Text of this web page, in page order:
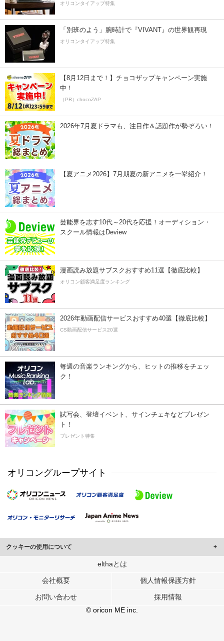
オリコンタイアップ特集
「別班のよう」腕時計で『VIVANT』の世界観再現
オリコンタイアップ特集
【8月12日まで！】チョコザップキャンペーン実施
中！
（PR）chocoZAP
2026年7月夏ドラマも、注目作＆話題作が勢ぞろい！
【夏アニメ2026】7月期夏の新アニメを一挙紹介！
芸能界を志す10代～20代を応援！オーディション・
スクール情報はDeview
漫画読み放題サブスクおすすめ11選【徹底比較】
オリコン顧客満足度ランキング
2026年動画配信サービスおすすめ40選【徹底比較】
CS動画配信サービス20選
毎週の音楽ランキングから、ヒットの推移をチェッ
ク！
試写会、登壇イベント、サインチェキなどプレゼン
ト！
プレゼント特集
オリコングループサイト
クッキーの使用について
このサイトでは Cookie を使用して、ユーザーに合わせたコンテンツや広告の
行っています。
メディアや広告配信、データ解析の各パートナーに提供しています。
各パートナーは、この情報とユーザーが各パートナーに提供した他の情報や、
ユーザーが各パートナーのサービスを使用したときに収集した他の情報を組み
elthaとは
会社概要 個人情報保護方針
お問い合わせ
採用情報
© oricon ME inc.